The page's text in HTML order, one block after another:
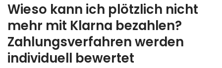
Wieso kann ich plötzlich nicht
mehr mit Klarna bezahlen?
Zahlungsverfahren werden
individuell bewertet